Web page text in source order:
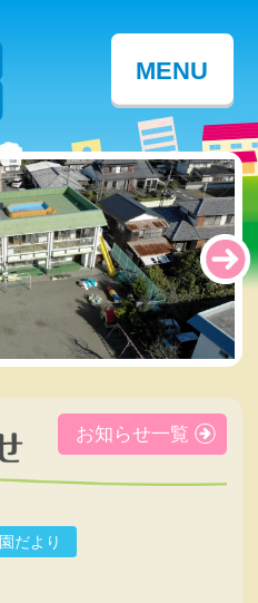
MENU
お知らせ一覧
園だより